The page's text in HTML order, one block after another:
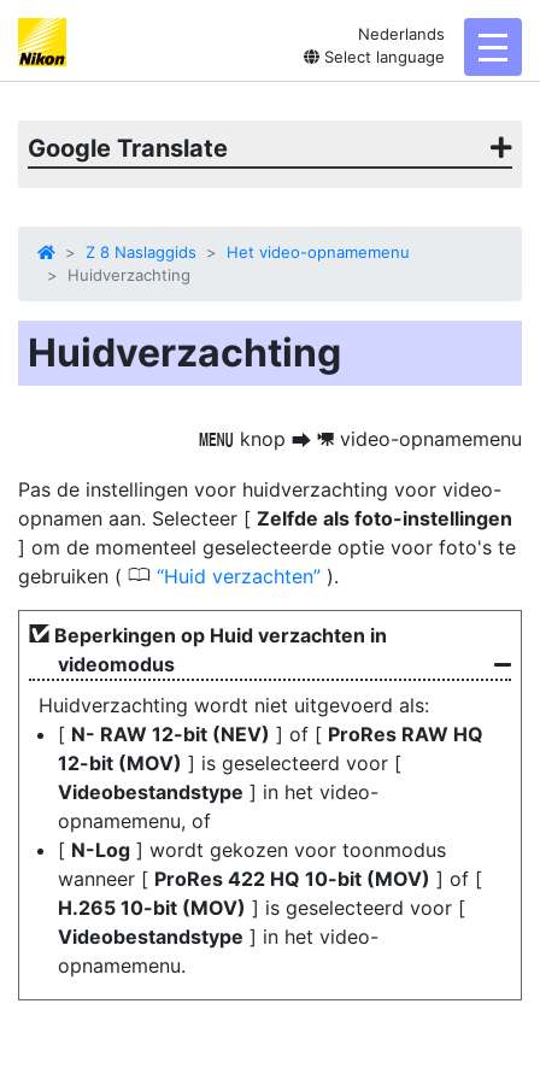
Nederlands
Select language
Google Translate
Z 8 Naslaggids
Het video-opnamemenu
Huidverzachting
Huidverzachting
G knop U 1 video-opnamemenu
Pas de instellingen voor huidverzachting voor video-
opnamen aan. Selecteer [ Zelfde als foto-instellingen
] om de momenteel geselecteerde optie voor foto's te
gebruiken ( 0 Huid verzachten ).
Beperkingen op Huid verzachten in
videomodus
Huidverzachting wordt niet uitgevoerd als:
[ N- RAW 12-bit (NEV) ] of [ ProRes RAW HQ
12-bit (MOV) ] is geselecteerd voor [
Videobestandstype ] in het video-
opnamemenu, of
[ N-Log ] wordt gekozen voor toonmodus
wanneer [ ProRes 422 HQ 10-bit (MOV) ] of [
H.265 10-bit (MOV) ] is geselecteerd voor [
Videobestandstype ] in het video-
opnamemenu.